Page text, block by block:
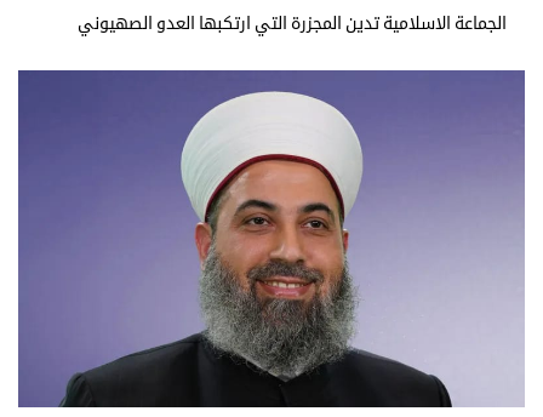
الجماعة الاسلامية تدين المجزرة التي ارتكبها العدو الصهيوني